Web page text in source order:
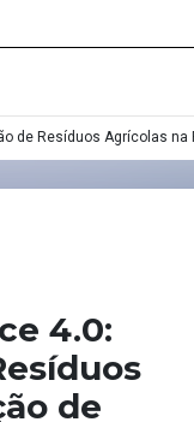
de Resíduos Agrícolas
4.0:
de